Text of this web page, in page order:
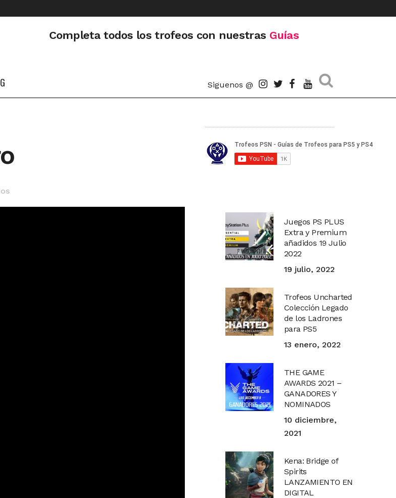
Completa todos los trofeos con nuestras Guías
Siguenos @
Juegos PS PLUS
Extra y Premium
añadidos 19 Julio
2022
19 julio, 2022
Trofeos Uncharted
Colección Legado
de los Ladrones
para PS5
13 enero, 2022
THE GAME
AWARDS 2021 –
GANADORES Y
NOMINADOS
10 diciembre,
2021
Kena: Bridge of
Spirits
LANZAMIENTO EN
DIGITAL